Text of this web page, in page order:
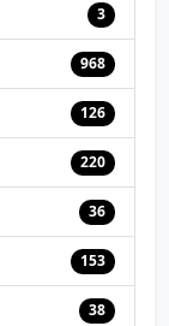
3
968
126
220
36
153
38